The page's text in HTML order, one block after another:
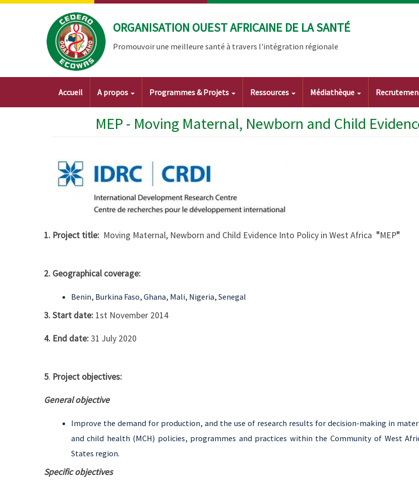
Aller
ORGANISATION OUEST AFRICAINE DE LA SANTÉ
Promouvoir une meilleure santé à travers l'intégration régionale
Main
navigation
Accueil A propos Programmes & Projets Ressources Médiathèque
MEP - Moving Maternal, Newborn and Child
1. Project title: Moving Maternal, Newborn and Child Evidence Into Policy in West Africa "MEP"
2. Geographical coverage:
Benin, Burkina Faso, Ghana, Mali, Nigeria, Senegal
3. Start date: 1st November 2014
4. End date:31 July 2020
5. Project objectives:
General objective
Improve the demand for production, and the use of research results for decision-making in
and child health (MCH) policies, programmes and practices within the Community of West
States region.
Specific objectives